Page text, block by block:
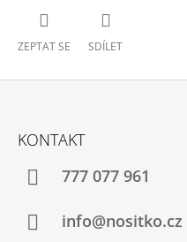
ZEPTAT SE SDÍLET
KONTAKT
777 077 961
info@nositko.cz